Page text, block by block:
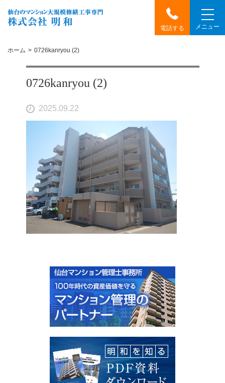
電話する メニュー
ホーム 0726kanryou (2)
0726kanryou (2)
2025.09.22